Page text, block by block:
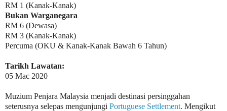
RM 1 (Kanak-Kanak)
Bukan Warganegara
RM 6 (Dewasa)
RM 3 (Kanak-Kanak)
Percuma (OKU & Kanak-Kanak Bawah 6 Tahun)
Tarikh Lawatan:
05 Mac 2020
Muzium Penjara Malaysia menjadi destinasi persinggahan
seterusnya selepas mengunjungi Portuguese Settlement. Mengikut